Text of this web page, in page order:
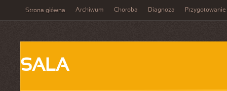
Strona główna Archiwum Choroba Diagnoza Przygotowanie
SALA